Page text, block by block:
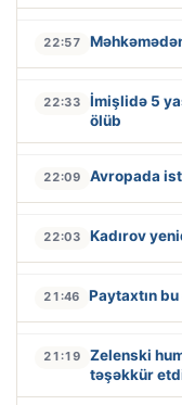
22:57
22:33
İmişlidə 5
ölüb
22:09 Avropada
22:03 Kadırov
21:46 Paytaxtın
21:19
Zelenski
təşəkkür